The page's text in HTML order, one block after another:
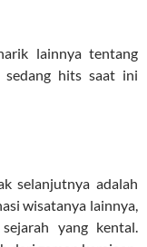
lainnya tentang
sedang hits saat ini
selanjutnya adalah
wisatanya lainnya,
yang kental.